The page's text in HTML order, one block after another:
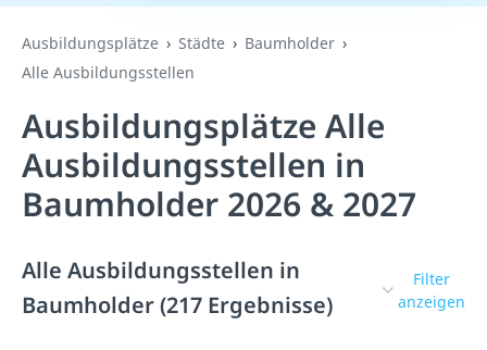
Ausbildungsplätze Städte
Baumholder
Alle Ausbildungsstellen
Ausbildungsplätze Alle
Ausbildungsstellen in
Baumholder 2026 & 2027
Alle Ausbildungsstellen in
Baumholder (217 Ergebnisse)
Filter
anzeigen